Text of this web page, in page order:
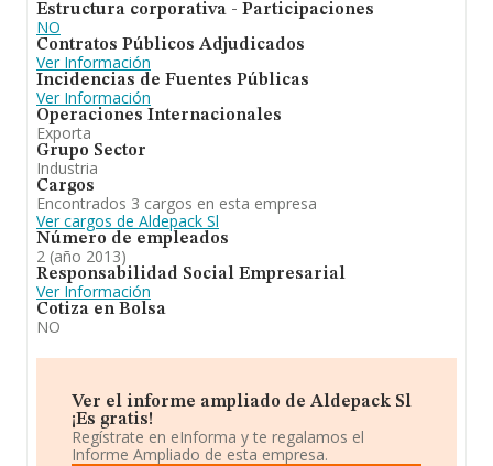
Estructura corporativa - Participaciones
NO
Contratos Públicos Adjudicados
Ver Información
Incidencias de Fuentes Públicas
Ver Información
Operaciones Internacionales
Exporta
Grupo Sector
Industria
Cargos
Encontrados 3 cargos en esta empresa
Ver cargos de Aldepack Sl
Número de empleados
2 (año 2013)
Responsabilidad Social Empresarial
Ver Información
Cotiza en Bolsa
NO
Ver el informe ampliado de Aldepack Sl
¡Es gratis!
Regístrate en eInforma y te regalamos el
Informe Ampliado de esta empresa.